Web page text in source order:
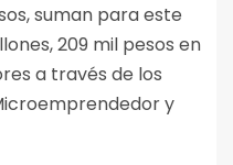
suman para este
209 mil pesos en
a través de los
y